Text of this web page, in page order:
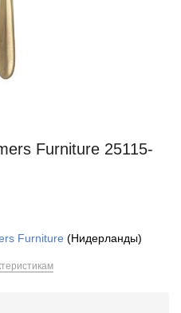
Furniture 25115-
Furniture (Нидерланды)